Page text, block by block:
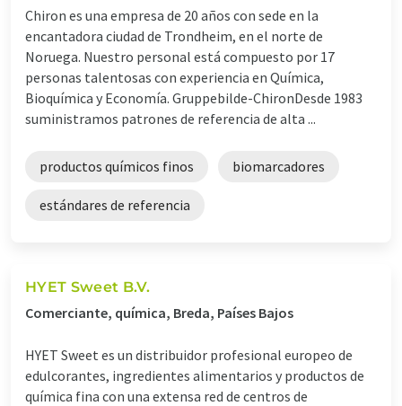
Chiron es una empresa de 20 años con sede en la
encantadora ciudad de Trondheim, en el norte de
Noruega. Nuestro personal está compuesto por 17
personas talentosas con experiencia en Química,
Bioquímica y Economía. Gruppebilde-ChironDesde 1983
suministramos patrones de referencia de alta ...
productos químicos finos biomarcadores
estándares de referencia
HYET Sweet B.V.
Comerciante, química, Breda, Países Bajos
HYET Sweet es un distribuidor profesional europeo de
edulcorantes, ingredientes alimentarios y productos de
química fina con una extensa red de centros de